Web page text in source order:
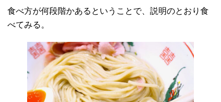
食べ方が何段階かあるということで、説明のとおり食
べてみる。